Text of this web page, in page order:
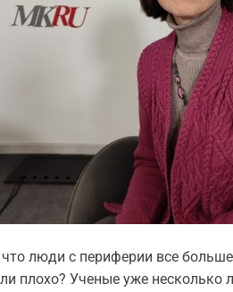
что люди с периферии все
плохо? Ученые уже несколько